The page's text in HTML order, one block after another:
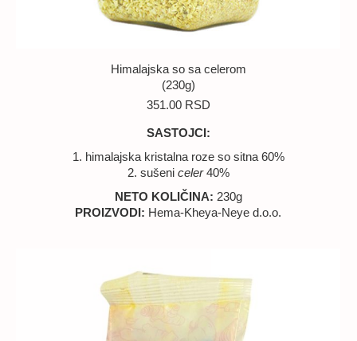
Himalajska so sa celerom
(230g)
351.00 RSD
SASTOJCI:
1. himalajska kristalna roze so sitna 60%
2. sušeni celer40%
NETO KOLIČINA: 230g
PROIZVODI: Hema-Kheya-Neye d.o.o.